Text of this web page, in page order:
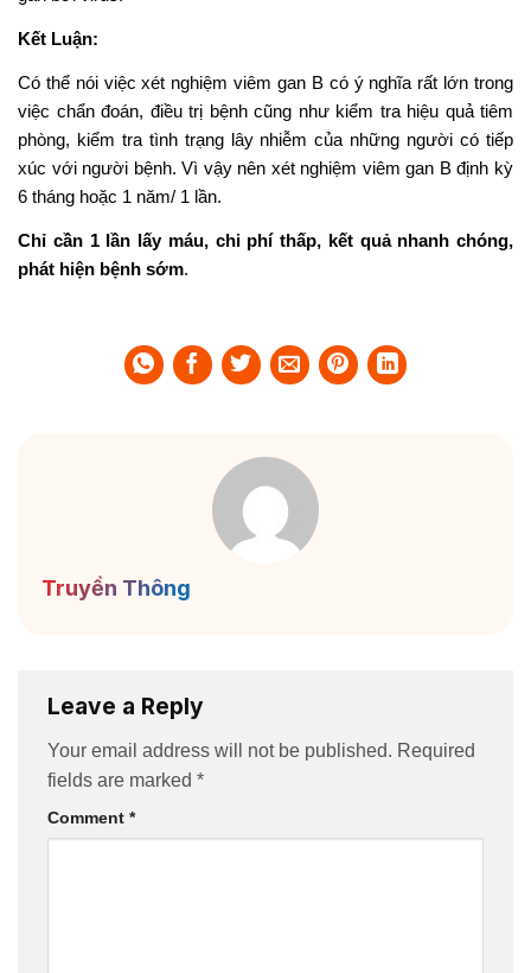
Kết Luận:
Có thể nói việc xét nghiệm viêm gan B có ý nghĩa rất lớn trong
việc chẩn đoán, điều trị bệnh cũng như kiểm tra hiệu quả tiêm
phòng, kiểm tra tình trạng lây nhiễm của những người có tiếp
xúc với người bệnh. Vì vậy nên xét nghiệm viêm gan B định kỳ
6 tháng hoặc 1 năm/ 1 lần.
Chỉ cần 1 lần lấy máu, chi phí thấp, kết quả nhanh chóng,
phát hiện bệnh sớm.
Truyền Thông
Leave a Reply
Your email address will not be published. Required
fields are marked *
Comment *